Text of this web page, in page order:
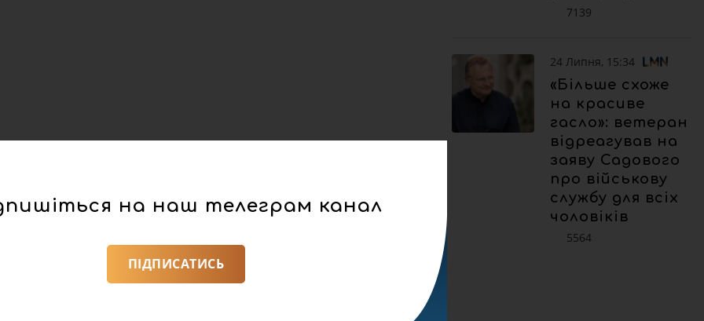
7139
24 Липня, 15:34
«Більше схоже
на красиве
гасло»: ветеран
відреагував на
заяву Садового
про військову
службу для всіх
чоловіків
5564
на наш телеграм канал
ПІДПИСАТИСЬ